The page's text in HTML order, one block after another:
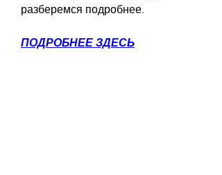
разберемся подробнее.
ПОДРОБНЕЕ ЗДЕСЬ